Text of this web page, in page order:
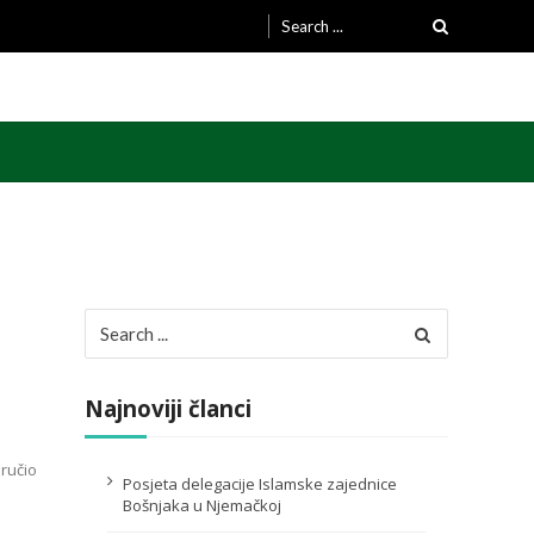
Search
for:
for:
Najnoviji članci
Posjeta delegacije Islamske zajednice
Bošnjaka u Njemačkoj